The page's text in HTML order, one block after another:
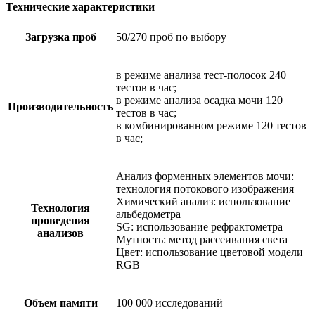
Технические характеристики
Загрузка проб 50/270 проб по выбору
Производительность
в режиме анализа тест-полосок 240
тестов в час;
в режиме анализа осадка мочи 120
тестов в час;
в комбинированном режиме 120 тестов
в час;
Технология
проведения
анализов
Анализ форменных элементов мочи:
технология потокового изображения
Химический анализ: использование
альбедометра
SG: использование рефрактометра
Мутность: метод рассеивания света
Цвет: использование цветовой модели
RGB
Объем памяти 100 000 исследований